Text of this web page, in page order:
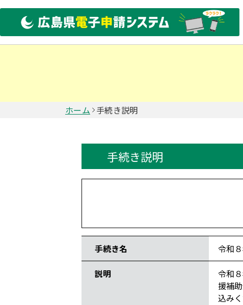
ホーム 手続き説明
手続き説明
手続き名 令和
説明
令和
援補
込みく